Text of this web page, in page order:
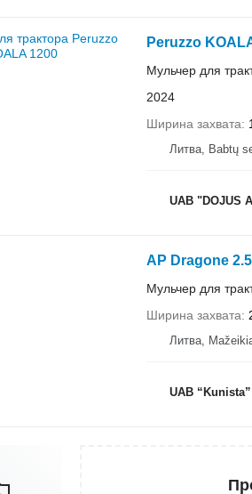
Peruzzo
Мульчер для
2024
Ширина захвата
Литва, Babtų
UAB "DOJUS
AP Dragone
Мульчер для
Ширина захвата
Литва,
UAB “Kunista”